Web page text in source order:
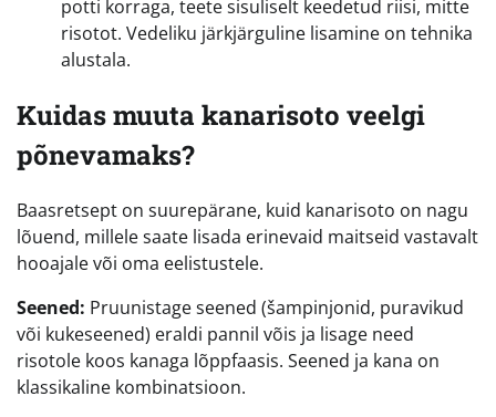
potti korraga, teete sisuliselt keedetud riisi, mitte
risotot. Vedeliku järkjärguline lisamine on tehnika
alustala.
Kuidas muuta kanarisoto veelgi
põnevamaks?
Baasretsept on suurepärane, kuid kanarisoto on nagu
lõuend, millele saate lisada erinevaid maitseid vastavalt
hooajale või oma eelistustele.
Seened: Pruunistage seened (šampinjonid, puravikud
või kukeseened) eraldi pannil võis ja lisage need
risotole koos kanaga lõppfaasis. Seened ja kana on
klassikaline kombinatsioon.